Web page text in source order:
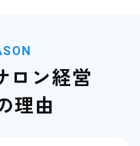
ロン経営
理由